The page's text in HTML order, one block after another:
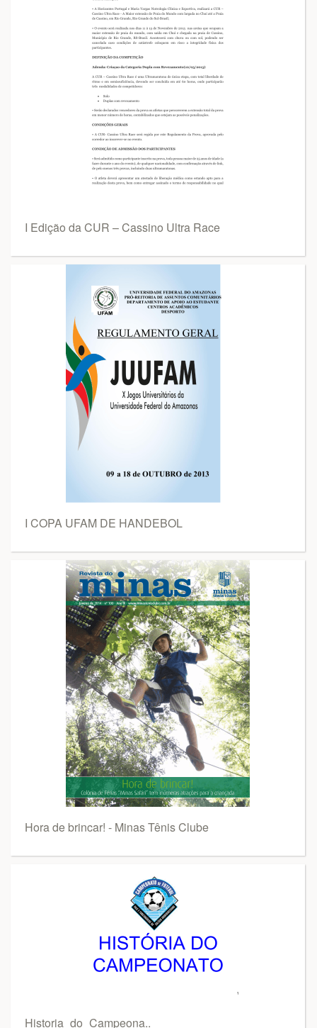
I Edição da CUR – Cassino Ultra Race
I COPA UFAM DE HANDEBOL
Hora de brincar! - Minas Tênis Clube
Historia_do_Campeona..